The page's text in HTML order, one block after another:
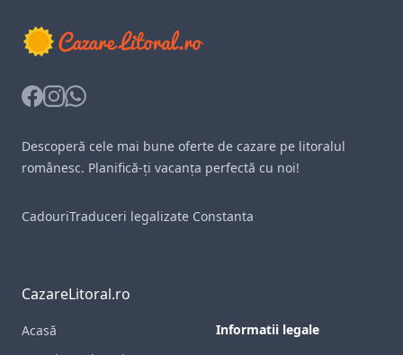
Facebook
Instagram
Whatsapp
Descoperă cele mai bune oferte de cazare pe litoralul
românesc. Planifică-ți vacanța perfectă cu noi!
CadouriTraduceri legalizate Constanta
CazareLitoral.ro
Acasă
Informatii legale